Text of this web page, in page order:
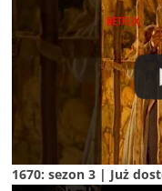
1670: sezon 3 | Już